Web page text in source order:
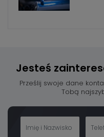
Jesteś
Prześlij swoje dane
Tobą